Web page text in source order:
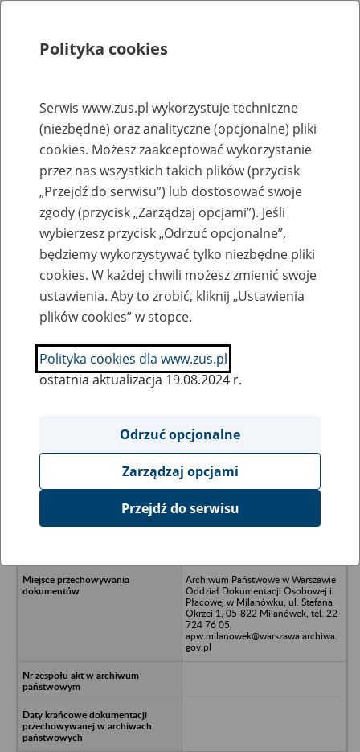
Rejestry, ewidencje i archiwa
Baza zlikwidowanych lub
przekształconych zakładów pracy
Nazwa zakładu pracy:
SZUKAJ
Ukryj wszystkie pozycje bazy
METALEXPORT Odlewnia Koluszki
Archiwum Państwowe w Warszawie
Oddział Dokumentacji Osobowej i
Płacowej w Milanówku, ul. Stefana
Okrzei 1, 05-822 Milanówek, tel. 22
724 76 05,
apw.milanowek@warszawa.archiwa.
gov.pl
Polityka cookies
Serwis www.zus.pl wykorzystuje techniczne
(niezbędne) oraz analityczne (opcjonalne) pliki
cookies. Możesz zaakceptować wykorzystanie
przez nas wszystkich takich plików (przycisk
„Przejdź do serwisu”) lub dostosować swoje
zgody (przycisk „Zarządzaj opcjami”). Jeśli
wybierzesz przycisk „Odrzuć opcjonalne”,
będziemy wykorzystywać tylko niezbędne pliki
cookies. W każdej chwili możesz zmienić swoje
ustawienia. Aby to zrobić, kliknij „Ustawienia
plików cookies” w stopce.
Polityka cookies dla www.zus.pl
ostatnia aktualizacja 19.08.2024 r.
Odrzuć opcjonalne
Zarządzaj opcjami
Przejdź do serwisu